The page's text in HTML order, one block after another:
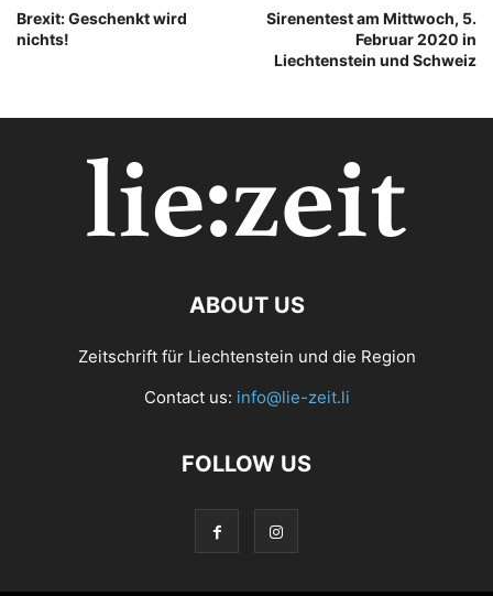
Brexit: Geschenkt wird
nichts!
Sirenentest am Mittwoch, 5.
Februar 2020 in
Liechtenstein und Schweiz
ABOUT US
Zeitschrift für Liechtenstein und die Region
Contact us: info@lie-zeit.li
FOLLOW US